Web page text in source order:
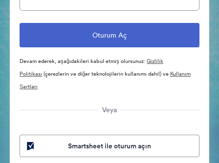
Devam ederek, aşağıdakileri kabul etmiş olursunuz:Gizlilik
Politikası (çerezlerin ve diğer teknolojilerin kullanımı dahil) ve Kullanım
Şartları
Veya
Smartsheet ile oturum açın